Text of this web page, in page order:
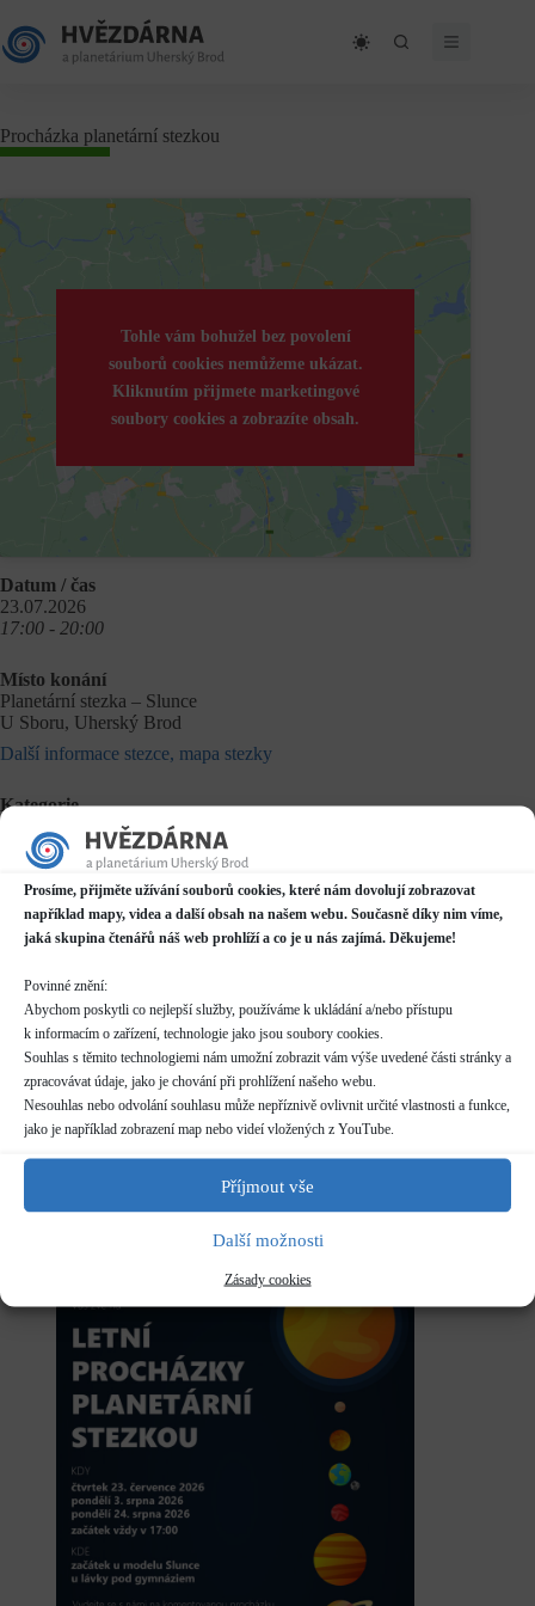
Prosíme, přijměte užívání souborů cookies, které nám dovolují zobrazovat
například mapy, videa a další obsah na našem webu. Současně díky nim víme,
jaká skupina čtenářů náš web prohlíží a co je u nás zajímá. Děkujeme!
Povinné znění:
Abychom poskytli co nejlepší služby, používáme k ukládání a/nebo přístupu
k informacím o zařízení, technologie jako jsou soubory cookies.
Souhlas s těmito technologiemi nám umožní zobrazit vám výše uvedené části stránky a
zpracovávat údaje, jako je chování při prohlížení našeho webu.
Nesouhlas nebo odvolání souhlasu může nepříznivě ovlivnit určité vlastnosti a funkce,
jako je například zobrazení map nebo videí vložených z YouTube.
Příjmout vše
Další možnosti
Zásady cookies
to
content
Procházka planetární stezkou
Tohle vám bohužel bez povolení
souborů cookies nemůžeme ukázat.
Kliknutím přijmete marketingové
soubory cookies a zobrazíte obsah.
Datum / čas
23.07.2026
17:00 - 20:00
Místo konání
Planetární stezka – Slunce
U Sboru, Uherský Brod
Další informace stezce, mapa stezky
Kategorie
nelze rezervovat
sluneční soustavou. Samozřejmě ne tou opravdovou, ale
zmenšeným modelem. Naše cesta začne u přechodové lávky
pod gymnáziem u modelu naší nejbližší hvězdy – Slunce. Od
něj postupně projdeme přes terestrické planety, zastávku v
planetáriu, plynné obry až ke hvězdárně.
Za příznivého počasí proběhne na hvězdárně krátké
Za deště je akce zrušena.